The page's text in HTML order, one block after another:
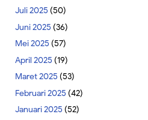
Juli 2025 (50)
Juni 2025 (36)
Mei 2025 (57)
April 2025 (19)
Maret 2025 (53)
Februari 2025 (42)
Januari 2025 (52)